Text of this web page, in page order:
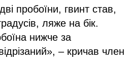
пробоїни, гвинт став,
ляже на бік.
нижче за
– кричав член